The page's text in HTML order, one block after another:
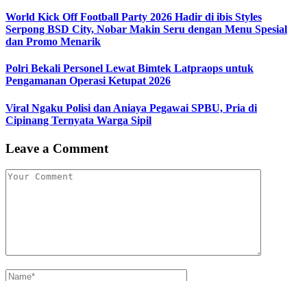
World Kick Off Football Party 2026 Hadir di ibis Styles
Serpong BSD City, Nobar Makin Seru dengan Menu Spesial
dan Promo Menarik
Polri Bekali Personel Lewat Bimtek Latpraops untuk
Pengamanan Operasi Ketupat 2026
Viral Ngaku Polisi dan Aniaya Pegawai SPBU, Pria di
Cipinang Ternyata Warga Sipil
Leave a Comment